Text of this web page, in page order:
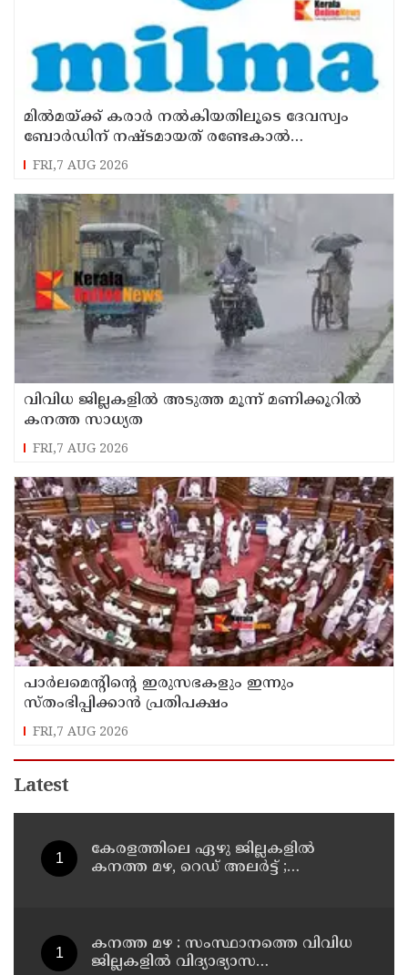
മില്‍മയ്ക്ക് കരാര്‍ നല്‍കിയതിലൂടെ ദേവസ്വം
ബോര്‍ഡിന് നഷ്ടമായത് രണ്ടേകാല്‍
കോടിയിലധികം രൂപ
FRI,7 AUG 2026
വിവിധ ജില്ലകളില്‍ അടുത്ത മൂന്ന് മണിക്കൂറില്‍
കനത്ത സാധ്യത
FRI,7 AUG 2026
പാര്‍ലമെന്റിന്റെ ഇരുസഭകളും ഇന്നും
സ്തംഭിപ്പിക്കാന്‍ പ്രതിപക്ഷം
FRI,7 AUG 2026
Latest
കേരളത്തിലെ ഏഴു ജില്ലകളിൽ
കനത്ത മഴ, റെഡ് അലർട്ട് ;
കനത്ത മഴ : സംസ്ഥാനത്തെ വിവിധ
ജില്ലകളിൽ വിദ്യാഭ്യാസ